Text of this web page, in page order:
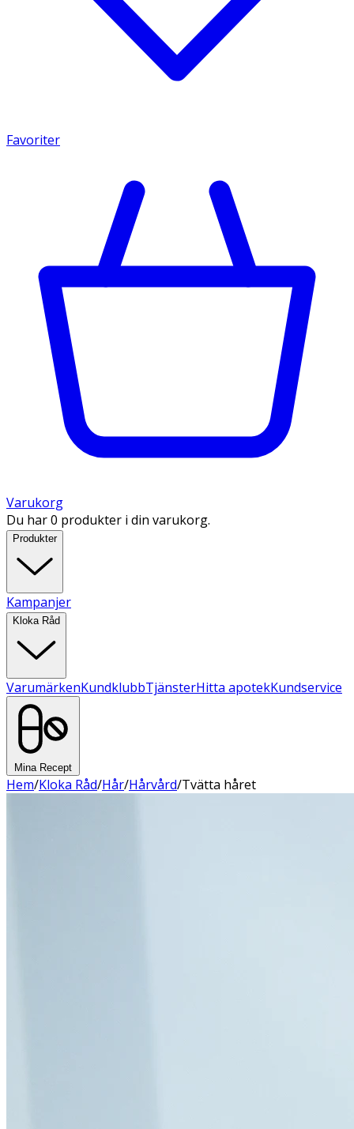
Favoriter
Varukorg
Du har 0 produkter i din varukorg.
Produkter
Kampanjer
Kloka Råd
VarumärkenKundklubbTjänsterHitta apotekKundservice
Mina Recept
Hem/Kloka Råd/Hår/Hårvård/Tvätta håret